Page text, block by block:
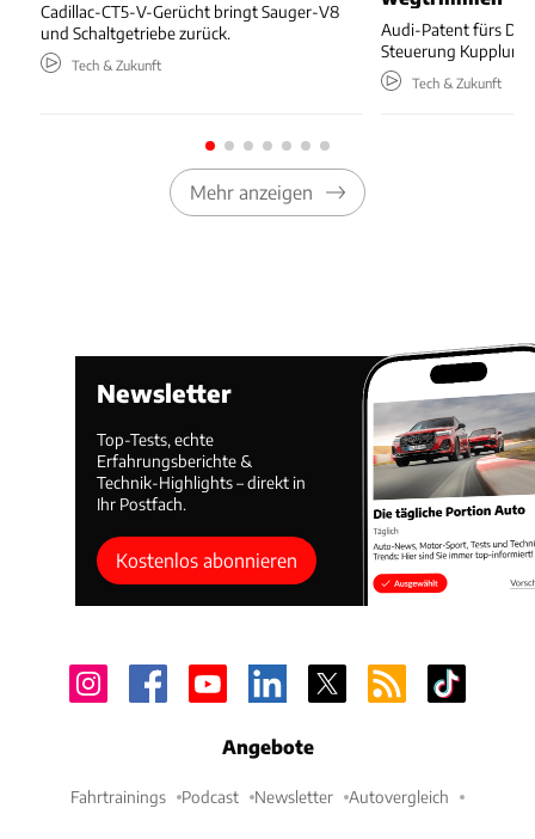
Cadillac-CT5-V-Gerücht bringt Sauger-V8
und Schaltgetriebe zurück.
Tech & Zukunft
Audi-Patent fürs
Steuerung Kupplung
Tech & Zukunft
Mehr anzeigen
Newsletter
Top-Tests, echte
Erfahrungsberichte &
Technik-Highlights – direkt in
Ihr Postfach.
Kostenlos abonnieren
Angebote
Fahrtrainings Podcast Newsletter Autovergleich